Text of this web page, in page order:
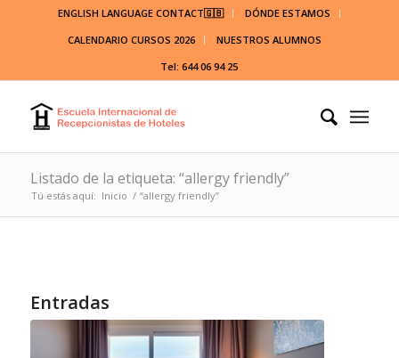
ENGLISH LANGUAGE CONTACT🇬🇧
DÓNDE ESTAMOS
CALENDARIO CURSOS 2026
NUESTROS ALUMNOS
Tel: 644 06 94 25
Listado de la etiqueta: “allergy friendly”
Tú estás aquí: Inicio / “allergy friendly”
Entradas